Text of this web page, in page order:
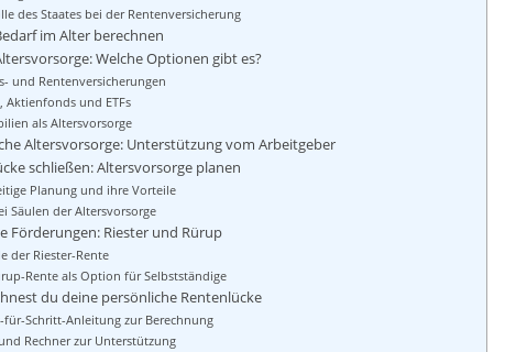
des Staates bei der Rentenversicherung
im Alter berechnen
Welche Optionen gibt es?
und Rentenversicherungen
Aktienfonds und ETFs
als Altersvorsorge
Altersvorsorge: Unterstützung vom Arbeitgeber
schließen: Altersvorsorge planen
Planung und ihre Vorteile
Säulen der Altersvorsorge
Förderungen: Riester und Rürup
der Riester-Rente
Rente als Option für Selbstständige
du deine persönliche Rentenlücke
für-Schritt-Anleitung zur Berechnung
Rechner zur Unterstützung